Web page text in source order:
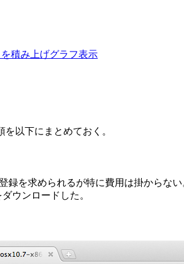
積み上げグラフ表示
以下にまとめておく。
録を求められるが特に費用は掛からない
ウンロードした。